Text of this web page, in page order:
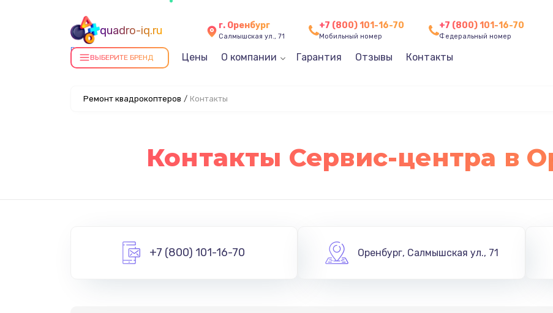
quadro-iq.ru
Ремонт квадрокоптеров в
Оренбурге
г. Оренбург
Салмышская ул., 71
+7 (800) 101-16-70
Мобильный номер
+7 (800) 101-16-70
Федеральный номер
ВЫБЕРИТЕ БРЕНД Цены О компании Гарантия Отзывы Контакты
Ремонт квадрокоптеров / Контакты
Контакты Сервис-центра в
+7 (800) 101-16-70 Оренбург, Салмышская ул., 71